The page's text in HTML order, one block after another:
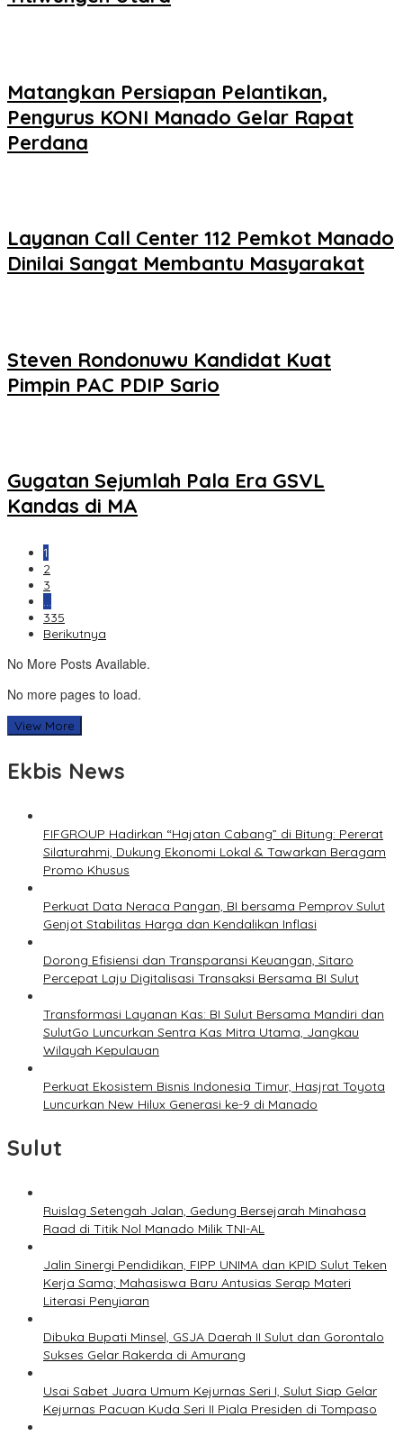
Matangkan Persiapan Pelantikan,
Pengurus KONI Manado Gelar Rapat
Perdana
Layanan Call Center 112 Pemkot Manado
Dinilai Sangat Membantu Masyarakat
Steven Rondonuwu Kandidat Kuat
Pimpin PAC PDIP Sario
Gugatan Sejumlah Pala Era GSVL
Kandas di MA
1
2
3
…
335
Berikutnya
No More Posts Available.
No more pages to load.
View More
Ekbis News
FIFGROUP Hadirkan “Hajatan Cabang” di Bitung: Pererat
Silaturahmi, Dukung Ekonomi Lokal & Tawarkan Beragam
Promo Khusus
Perkuat Data Neraca Pangan, BI bersama Pemprov Sulut
Genjot Stabilitas Harga dan Kendalikan Inflasi
Dorong Efisiensi dan Transparansi Keuangan, Sitaro
Percepat Laju Digitalisasi Transaksi Bersama BI Sulut
Transformasi Layanan Kas: BI Sulut Bersama Mandiri dan
SulutGo Luncurkan Sentra Kas Mitra Utama, Jangkau
Wilayah Kepulauan
Perkuat Ekosistem Bisnis Indonesia Timur, Hasjrat Toyota
Luncurkan New Hilux Generasi ke-9 di Manado
Sulut
Ruislag Setengah Jalan, Gedung Bersejarah Minahasa
Raad di Titik Nol Manado Milik TNI-AL
Jalin Sinergi Pendidikan, FIPP UNIMA dan KPID Sulut Teken
Kerja Sama; Mahasiswa Baru Antusias Serap Materi
Literasi Penyiaran
Dibuka Bupati Minsel, GSJA Daerah II Sulut dan Gorontalo
Sukses Gelar Rakerda di Amurang
Usai Sabet Juara Umum Kejurnas Seri I, Sulut Siap Gelar
Kejurnas Pacuan Kuda Seri II Piala Presiden di Tompaso